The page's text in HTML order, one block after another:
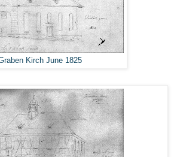
Kirch June 1825